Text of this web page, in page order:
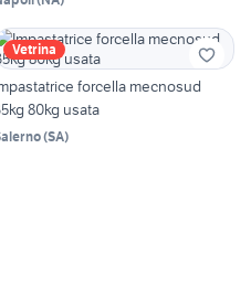
Vetrina
forcella mecnosud
80kg usata
(SA)